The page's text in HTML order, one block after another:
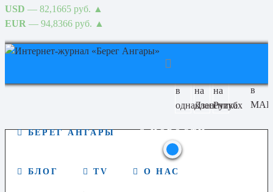
USD — 82,1665 руб. ▲
EUR — 94,8366 руб. ▲
БЕРЕГ АНГАРЫ НОВОСТИ
БЛОГ TV О НАС